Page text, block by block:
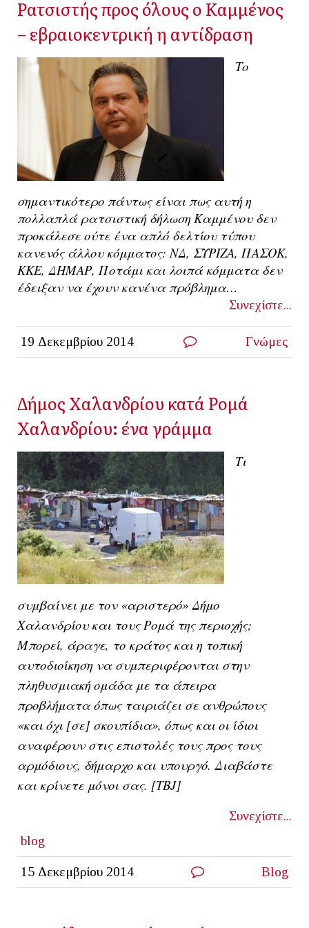
Ρατσιστής προς όλους ο Καμμένος
– εβραιοκεντρική η αντίδραση
Το
σημαντικότερο πάντως είναι πως αυτή η
πολλαπλά ρατσιστική δήλωση Καμμένου δεν
προκάλεσε ούτε ένα απλό δελτίου τύπου
κανενός άλλου κόμματος: ΝΔ, ΣΥΡΙΖΑ, ΠΑΣΟΚ,
ΚΚΕ, ΔΗΜΑΡ, Ποτάμι και λοιπά κόμματα δεν
έδειξαν να έχουν κανένα πρόβλημα…
Συνεχίστε...
19 Δεκεμβρίου 2014 Γνώμες
Δήμος Χαλανδρίου κατά Ρομά
Χαλανδρίου: ένα γράμμα
Τι
συμβαίνει με τον «αριστερό» Δήμο
Χαλανδρίου και τους Ρομά της περιοχής;
Μπορεί, άραγε, το κράτος και η τοπική
αυτοδιοίκηση να συμπεριφέρονται στην
πληθυσμιακή ομάδα με τα άπειρα
προβλήματα όπως ταιριάζει σε ανθρώπους
«και όχι [σε] σκουπίδια», όπως και οι ίδιοι
αναφέρουν στις επιστολές τους προς τους
αρμόδιους, δήμαρχο και υπουργό. Διαβάστε
και κρίνετε μόνοι σας. [ΤΒJ]
Συνεχίστε...
blog
15 Δεκεμβρίου 2014 Blog